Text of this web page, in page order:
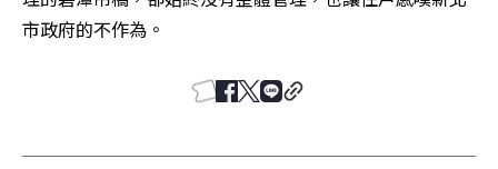
市政府的不作為。